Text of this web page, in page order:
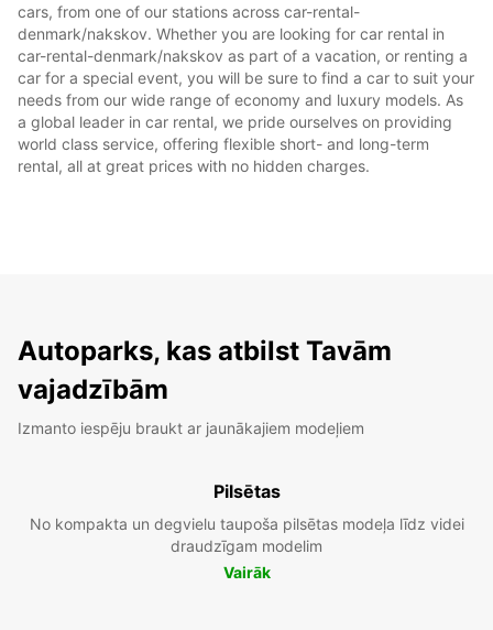
cars, from one of our stations across car-rental-
denmark/nakskov. Whether you are looking for car rental in
car-rental-denmark/nakskov as part of a vacation, or renting a
car for a special event, you will be sure to find a car to suit your
needs from our wide range of economy and luxury models. As
a global leader in car rental, we pride ourselves on providing
world class service, offering flexible short- and long-term
rental, all at great prices with no hidden charges.
Autoparks, kas atbilst Tavām
vajadzībām
Izmanto iespēju braukt ar jaunākajiem modeļiem
Pilsētas
No kompakta un degvielu taupoša pilsētas modeļa līdz videi
draudzīgam modelim
Vairāk